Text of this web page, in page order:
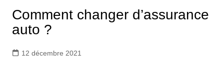
Comment changer d’assurance
auto ?
12 décembre 2021